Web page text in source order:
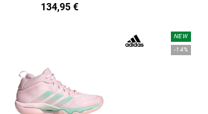
134,95 €
NEW
-14%